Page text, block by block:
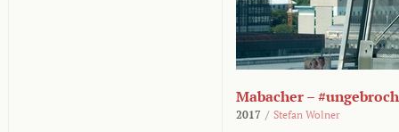
Mabacher –
2017 / Stefan Wolner